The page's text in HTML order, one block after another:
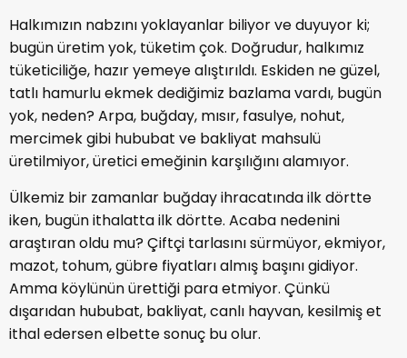
Halkımızın nabzını yoklayanlar biliyor ve duyuyor ki;
bugün üretim yok, tüketim çok. Doğrudur, halkımız
tüketiciliğe, hazır yemeye alıştırıldı. Eskiden ne güzel,
tatlı hamurlu ekmek dediğimiz bazlama vardı, bugün
yok, neden? Arpa, buğday, mısır, fasulye, nohut,
mercimek gibi hububat ve bakliyat mahsulü
üretilmiyor, üretici emeğinin karşılığını alamıyor.
Ülkemiz bir zamanlar buğday ihracatında ilk dörtte
iken, bugün ithalatta ilk dörtte. Acaba nedenini
araştıran oldu mu? Çiftçi tarlasını sürmüyor, ekmiyor,
mazot, tohum, gübre fiyatları almış başını gidiyor.
Amma köylünün ürettiği para etmiyor. Çünkü
dışarıdan hububat, bakliyat, canlı hayvan, kesilmiş et
ithal edersen elbette sonuç bu olur.